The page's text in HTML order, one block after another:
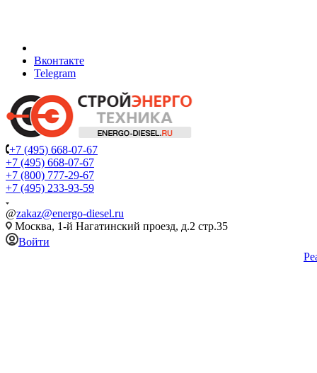
Вконтакте
Telegram
+7 (495) 668-07-67
+7 (495) 668-07-67
+7 (800) 777-29-67
+7 (495) 233-93-59
@zakaz@energo-diesel.ru
Москва, 1-й Нагатинский проезд, д.2 стр.35
Войти